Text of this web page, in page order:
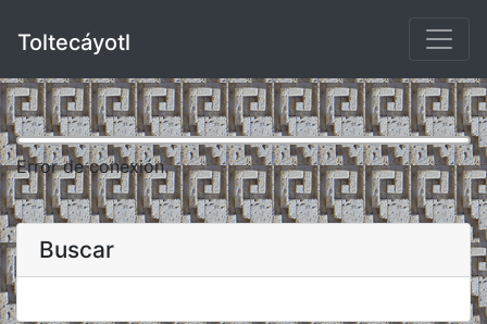
Toltecáyotl
Error de conexión.
Buscar